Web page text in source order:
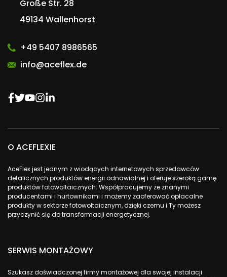
Große Str. 28
49134 Wallenhorst
+49 5407 8986565
info@aceflex.de
O ACEFLEXIE
AceFlex jest jednym z wiodących internetowych sprzedawców
detalicznych produktów energii odnawialnej i oferuje szeroką gamę
produktów fotowoltaicznych. Współpracujemy ze znanymi
producentami i hurtownikami i możemy zaoferować opłacalne
produkty w sektorze fotowoltaicznym, dzięki czemu i Ty możesz
przyczynić się do transformacji energetycznej.
SERWIS MONTAŻOWY
Szukasz doświadczonej firmy montażowej dla swojej instalacji